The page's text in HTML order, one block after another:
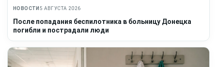
НОВОСТИ 5 АВГУСТА 2026
После попадания беспилотника в больницу Донецка
погибли и пострадали люди